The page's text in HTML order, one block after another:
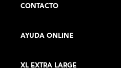
CONTACTO
AYUDA ONLINE
Contacto
XL EXTRA LARGE